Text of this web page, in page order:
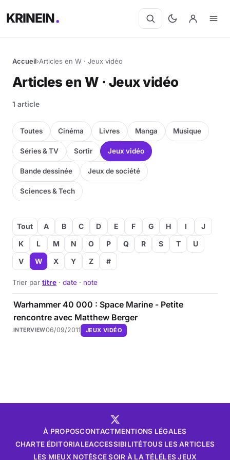
KRINEIN
Accueil›Articles en W · Jeux vidéo
Articles en W · Jeux vidéo
1 article
Toutes Cinéma Livres Manga Musique
Séries & TV Sortir Jeux vidéo
Bande dessinée Jeux de société
Sciences & Tech
Tout A B C D E F G H I
J
K
L M N O P Q R S T
U
V
W X Y Z #
Trier par titre · date · note
Warhammer 40 000 : Space Marine - Petite
rencontre avec Matthew Berger
INTERVIEW06/09/2011 JEUX VIDÉO
À PROPOSCONTACTMENTIONS LÉGALES
CHARTE ÉDITORIALEACCESSIBILITÉTOUS LES ARTICLES
LES MIEUX NOTÉSCE SOIR À LA TÉLÉLES JEUX